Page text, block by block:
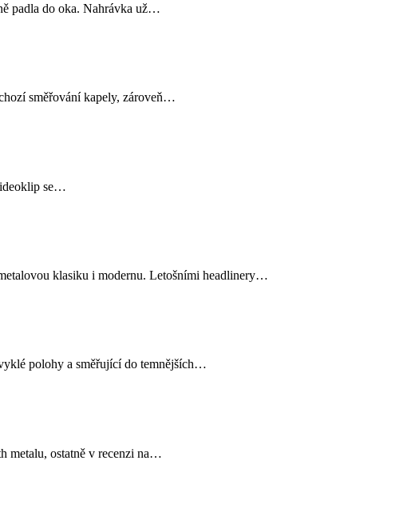
padla do oka. Nahrávka už…
směřování kapely, zároveň…
se…
klasiku i modernu. Letošními headlinery…
polohy a směřující do temnějších…
metalu, ostatně v recenzi na…